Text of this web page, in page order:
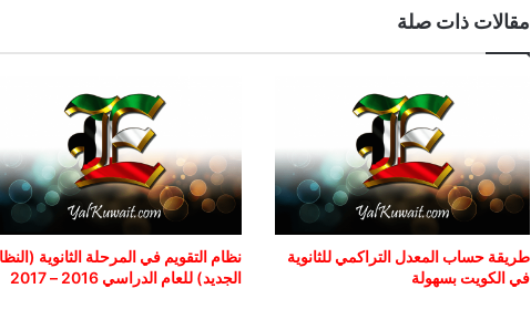
مقالات ذات صلة
طريقة حساب المعدل التراكمي للثانوية
في الكويت بسهولة
نظام التقويم في المرحلة الثانوية
الجديد) للعام الدراسي 2016 – 2017